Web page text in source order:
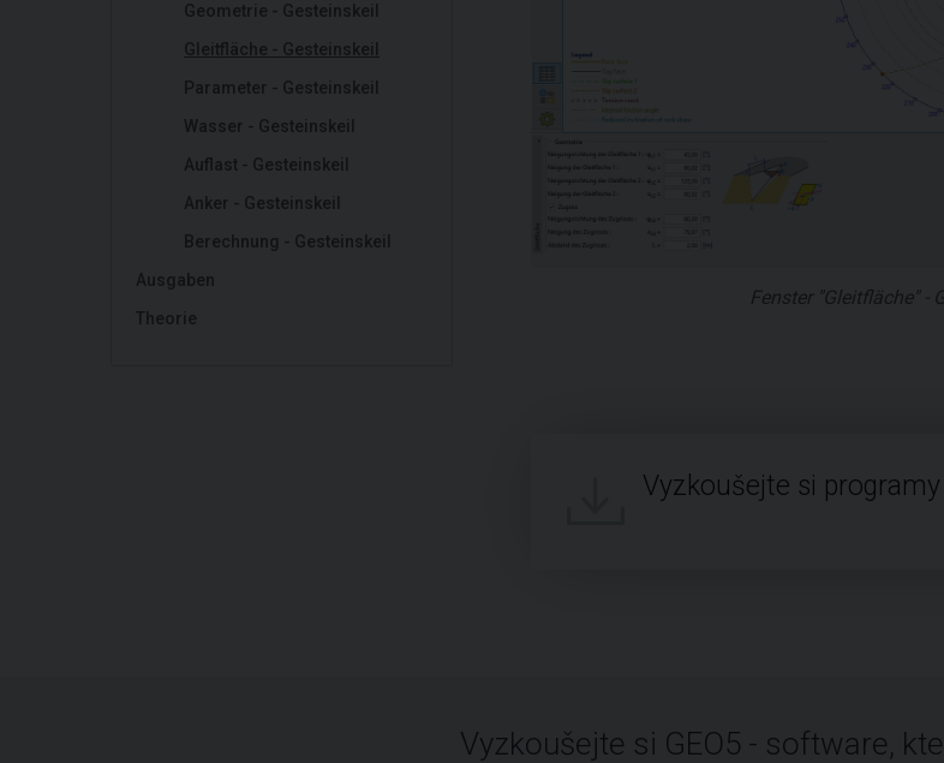
Geometrie - Gesteinskeil
Gleitfläche - Gesteinskeil
Parameter - Gesteinskeil
Wasser - Gesteinskeil
Auflast - Gesteinskeil
Anker - Gesteinskeil
Berechnung - Gesteinskeil
Ausgaben
Theorie
Fenster "Gleitfläche" -
Vyzkoušejte si programy
Vyzkoušejte si GEO5 - software,